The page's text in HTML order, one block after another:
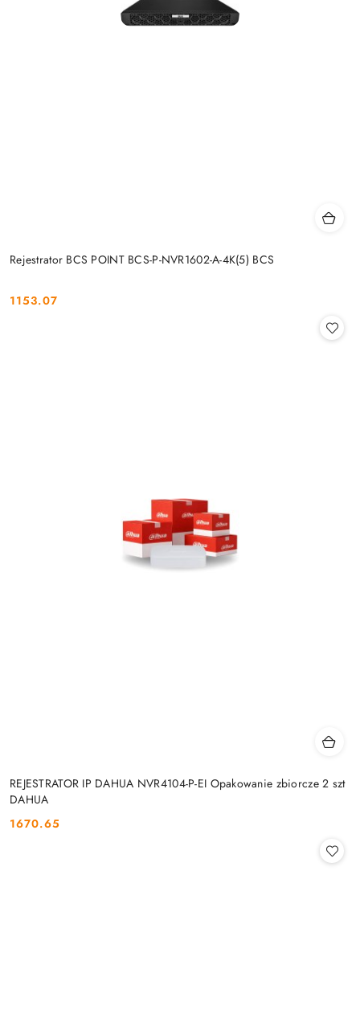
Rejestrator BCS POINT BCS-P-NVR1602-A-4K(5) BCS
Cena:
1153.07
REJESTRATOR IP DAHUA NVR4104-P-EI Opakowanie zbiorcze 2 szt
DAHUA
Cena:
1670.65